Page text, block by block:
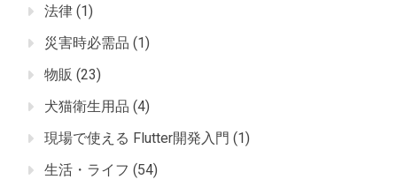
法律 (1)
災害時必需品 (1)
物販 (23)
犬猫衛生用品 (4)
現場で使える Flutter開発入門 (1)
生活・ライフ (54)